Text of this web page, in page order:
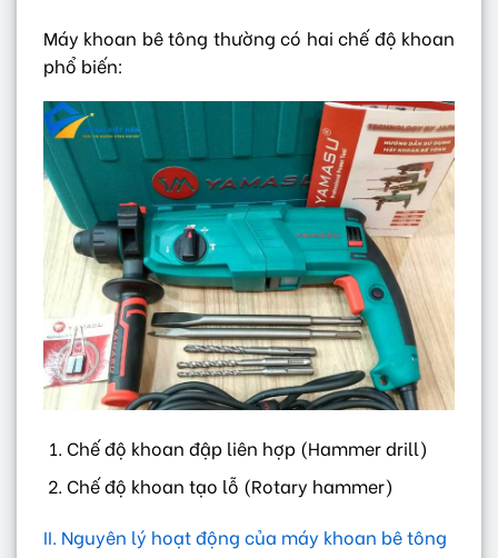
Máy khoan bê tông thường có hai chế độ khoan
phổ biến:
Chế độ khoan đập liên hợp (Hammer drill)
Chế độ khoan tạo lỗ (Rotary hammer)
II. Nguyên lý hoạt động của máy khoan bê tông